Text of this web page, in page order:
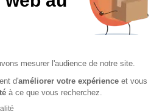
A peine à 20 mn de Paris La Défense,
dans l'urgence. Proposant une large gamme
création graphique à la fabrication en passant
entreprises pour communiquer efficacement